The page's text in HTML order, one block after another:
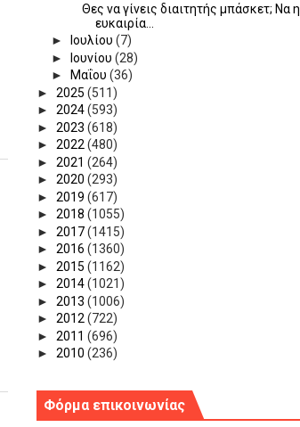
Θες να γίνεις διαιτητής μπάσκετ; Να η
ευκαιρία...
►
Ιουλίου(7)
►
Ιουνίου(28)
► Μαΐου(36)
► 2025 (511)
► 2024(593)
► 2023 (618)
► 2022(480)
► 2021 (264)
► 2020 (293)
► 2019 (617)
► 2018 (1055)
► 2017(1415)
► 2016 (1360)
► 2015 (1162)
► 2014(1021)
► 2013 (1006)
► 2012(722)
► 2011 (696)
► 2010 (236)
Φόρμα επικοινωνίας